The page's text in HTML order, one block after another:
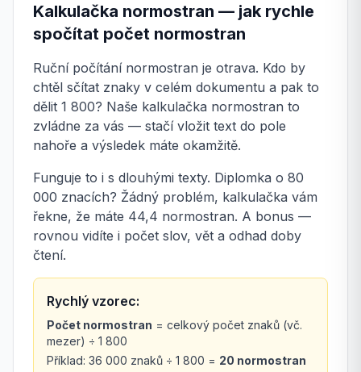
Kalkulačka normostran — jak rychle
spočítat počet normostran
Ruční počítání normostran je otrava. Kdo by
chtěl sčítat znaky v celém dokumentu a pak to
dělit 1 800? Naše kalkulačka normostran to
zvládne za vás — stačí vložit text do pole
nahoře a výsledek máte okamžitě.
Funguje to i s dlouhými texty. Diplomka o 80
000 znacích? Žádný problém, kalkulačka vám
řekne, že máte 44,4 normostran. A bonus —
rovnou vidíte i počet slov, vět a odhad doby
čtení.
Rychlý vzorec:
Počet normostran = celkový počet znaků (vč.
mezer) ÷ 1 800
Příklad: 36 000 znaků ÷ 1 800 = 20 normostran